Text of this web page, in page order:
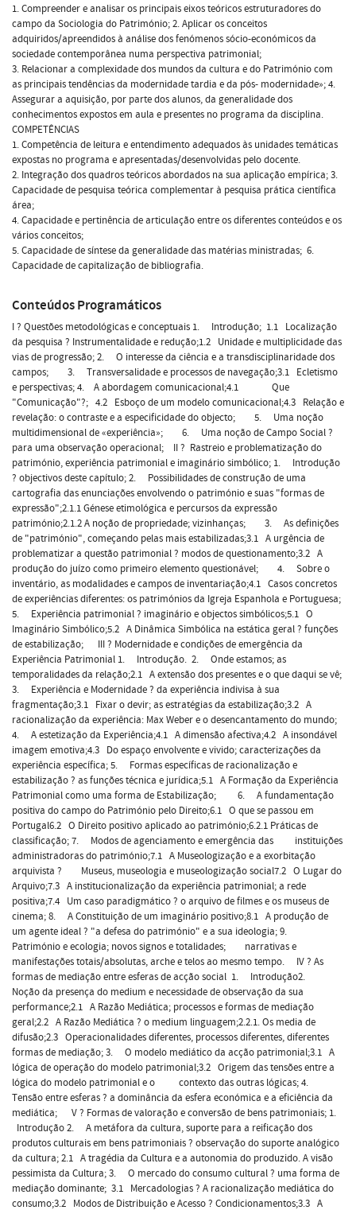
1. Compreender e analisar os principais eixos teóricos estruturadores do
campo da Sociologia do Património; 2. Aplicar os conceitos
adquiridos/apreendidos à análise dos fenómenos sócio-económicos da
sociedade contemporânea numa perspectiva patrimonial;
3. Relacionar a complexidade dos mundos da cultura e do Património com
as principais tendências da modernidade tardia e da pós- modernidade»; 4.
Assegurar a aquisição, por parte dos alunos, da generalidade dos
conhecimentos expostos em aula e presentes no programa da disciplina.
COMPETÊNCIAS
1. Competência de leitura e entendimento adequados às unidades temáticas
expostas no programa e apresentadas/desenvolvidas pelo docente.
2. Integração dos quadros teóricos abordados na sua aplicação empírica; 3.
Capacidade de pesquisa teórica complementar à pesquisa prática científica
área;
4. Capacidade e pertinência de articulação entre os diferentes conteúdos e os
vários conceitos;
5. Capacidade de síntese da generalidade das matérias ministradas; 6.
Capacidade de capitalização de bibliografia.
Conteúdos Programáticos
I ? Questões metodológicas e conceptuais 1. Introdução; 1.1 Localização
da pesquisa ? Instrumentalidade e redução;1.2 Unidade e multiplicidade das
vias de progressão; 2. O interesse da ciência e a transdisciplinaridade dos
campos; 3. Transversalidade e processos de navegação;3.1 Ecletismo
e perspectivas; 4. A abordagem comunicacional;4.1 Que
"Comunicação"?; 4.2 Esboço de um modelo comunicacional;4.3 Relação e
revelação: o contraste e a especificidade do objecto; 5. Uma noção
multidimensional de «experiência»; 6. Uma noção de Campo Social ?
para uma observação operacional; II ? Rastreio e problematização do
património, experiência patrimonial e imaginário simbólico; 1. Introdução
? objectivos deste capítulo; 2. Possibilidades de construção de uma
cartografia das enunciações envolvendo o património e suas "formas de
expressão";2.1.1 Génese etimológica e percursos da expressão
património;2.1.2 A noção de propriedade; vizinhanças; 3. As definições
de "património", começando pelas mais estabilizadas;3.1 A urgência de
problematizar a questão patrimonial ? modos de questionamento;3.2 A
produção do juízo como primeiro elemento questionável; 4. Sobre o
inventário, as modalidades e campos de inventariação;4.1 Casos concretos
de experiências diferentes: os patrimónios da Igreja Espanhola e Portuguesa;
5. Experiência patrimonial ? imaginário e objectos simbólicos;5.1 O
Imaginário Simbólico;5.2 A Dinâmica Simbólica na estática geral ? funções
de estabilização; III ? Modernidade e condições de emergência da
Experiência Patrimonial 1. Introdução. 2. Onde estamos; as
temporalidades da relação;2.1 A extensão dos presentes e o que daqui se vê;
3. Experiência e Modernidade ? da experiência indivisa à sua
fragmentação;3.1 Fixar o devir; as estratégias da estabilização;3.2 A
racionalização da experiência: Max Weber e o desencantamento do mundo;
4. A estetização da Experiência;4.1 A dimensão afectiva;4.2 A insondável
imagem emotiva;4.3 Do espaço envolvente e vivido; caracterizações da
experiência específica; 5. Formas específicas de racionalização e
estabilização ? as funções técnica e jurídica;5.1 A Formação da Experiência
Patrimonial como uma forma de Estabilização; 6. A fundamentação
positiva do campo do Património pelo Direito;6.1 O que se passou em
Portugal6.2 O Direito positivo aplicado ao património;6.2.1 Práticas de
classificação; 7. Modos de agenciamento e emergência das instituições
administradoras do património;7.1 A Museologização e a exorbitação
arquivista ? Museus, museologia e museologização social7.2 O Lugar do
Arquivo;7.3 A institucionalização da experiência patrimonial; a rede
positiva;7.4 Um caso paradigmático ? o arquivo de filmes e os museus de
cinema; 8. A Constituição de um imaginário positivo;8.1 A produção de
um agente ideal ? "a defesa do património" e a sua ideologia; 9.
Património e ecologia; novos signos e totalidades; narrativas e
manifestações totais/absolutas, arche e telos ao mesmo tempo. IV ? As
formas de mediação entre esferas de acção social 1. Introdução2.
Noção da presença do medium e necessidade de observação da sua
performance;2.1 A Razão Mediática; processos e formas de mediação
geral;2.2 A Razão Mediática ? o medium linguagem;2.2.1. Os media de
difusão;2.3 Operacionalidades diferentes, processos diferentes, diferentes
formas de mediação; 3. O modelo mediático da acção patrimonial;3.1 A
lógica de operação do modelo patrimonial;3.2 Origem das tensões entre a
lógica do modelo patrimonial e o contexto das outras lógicas; 4.
Tensão entre esferas ? a dominância da esfera económica e a eficiência da
mediática; V ? Formas de valoração e conversão de bens patrimoniais; 1.
Introdução 2. A metáfora da cultura, suporte para a reificação dos
produtos culturais em bens patrimoniais ? observação do suporte analógico
da cultura; 2.1 A tragédia da Cultura e a autonomia do produzido. A visão
pessimista da Cultura; 3. O mercado do consumo cultural ? uma forma de
mediação dominante; 3.1 Mercadologias ? A racionalização mediática do
consumo;3.2 Modos de Distribuição e Acesso ? Condicionamentos;3.3 A